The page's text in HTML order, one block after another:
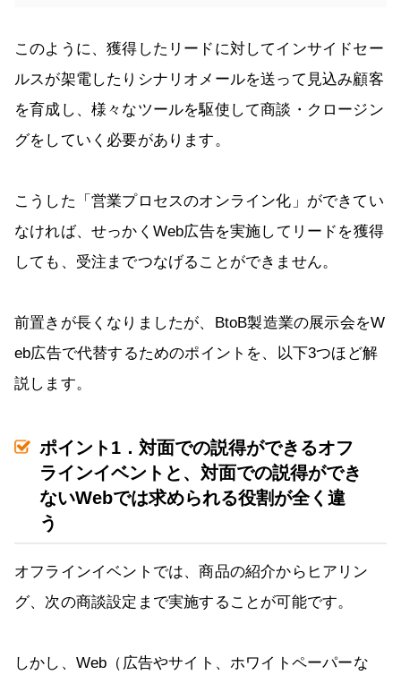
このように、獲得したリードに対してインサイドセー
ルスが架電したりシナリオメールを送って見込み顧客
を育成し、様々なツールを駆使して商談・クロージン
グをしていく必要があります。
こうした「営業プロセスのオンライン化」ができてい
なければ、せっかくWeb広告を実施してリードを獲得
しても、受注までつなげることができません。
前置きが長くなりましたが、BtoB製造業の展示会をW
eb広告で代替するためのポイントを、以下3つほど解
説します。
ポイント1．対面での説得ができるオフ
ラインイベントと、対面での説得ができ
ないWebでは求められる役割が全く違
う
オフラインイベントでは、商品の紹介からヒアリン
グ、次の商談設定まで実施することが可能です。
しかし、Web（広告やサイト、ホワイトペーパーな